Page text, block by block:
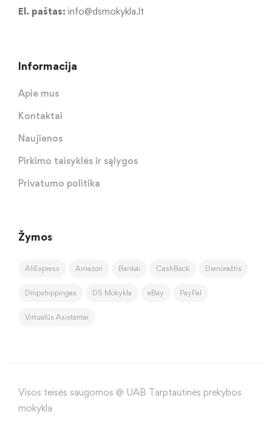
El. paštas: info@dsmokykla.lt
Informacija
Apie mus
Kontaktai
Naujienos
Pirkimo taisyklės ir sąlygos
Privatumo politika
Žymos
AliExpress Amazon Bankai CashBack Dienoraštis
Dropshippingas DS Mokykla eBay PayPal
Virtualūs Asistentai
Visos teisės saugomos @ UAB Tarptautinės prekybos
mokykla